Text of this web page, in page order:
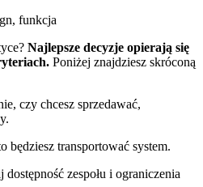
funkcja
Najlepsze decyzje opierają się
Poniżej znajdziesz skróconą
czy chcesz sprzedawać,
będziesz transportować system.
zespołu i ograniczenia